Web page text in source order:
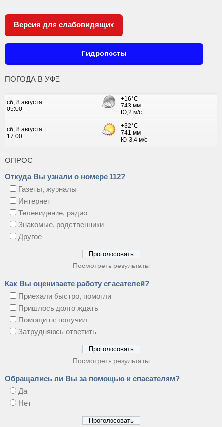
Версия для слабовидящих
Гидропосты
ПОГОДА В УФЕ
ОПРОС
Откуда Вы узнали о номере 112?
Газеты, журналы
Интернет
Телевидение, радио
Знакомые, родственники
Другое
Посмотреть результаты
Как Вы оцениваете работу спасателей?
Приехали быстро, помогли
Пришлось долго ждать
Помощи не получил
Затрудняюсь ответить
Посмотреть результаты
Обращались ли Вы за помощью к спасателям?
Да
Нет